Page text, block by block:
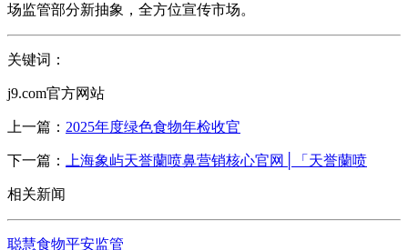
场监管部分新抽象，全方位宣传市场。
关键词：
j9.com官方网站
上一篇： 2025年度绿色食物年检收官
下一篇： 上海象屿天誉蘭喷鼻营销核心官网│「天誉蘭喷
相关新闻
聪慧食物平安监管